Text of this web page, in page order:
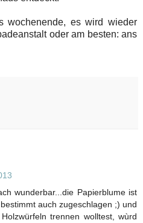
wochenende, es wird wieder
oder am besten: ans
wunderbar...die Papierblume ist
auch zugeschlagen ;) und
trennen wolltest, wùrd